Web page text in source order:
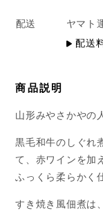
配送 ヤマト
配送
商品説明
山形みやさかやの
黒毛和牛のしぐれ
て、赤ワインを加
ふっくら柔らかく
すき焼き風佃煮は